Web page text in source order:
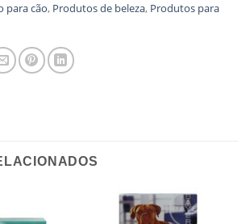
para cão, Produtos de beleza, Produtos para